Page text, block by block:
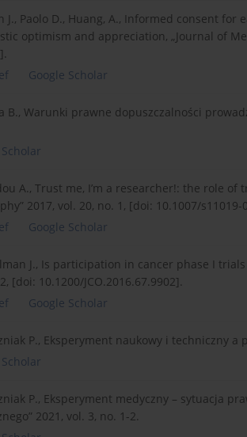
J., Paolo D., Huang, A., Informed consent
optimism and appreciation, „Journal of
Google Scholar
B., Warunki prawne dopuszczalności
A., Trust me, I’m a researcher!: the role
2017, vol. 20, no. 1, [doi: 10.1007/s11019-
Google Scholar
J., Is participation in cancer phase I
[doi: 10.1200/JCO.2016.67.9902].
Google Scholar
P., Eksperyment naukowy i techniczny a
P., Eksperyment medyczny – sytuacja
2021, vol. 3, no. 1-2.